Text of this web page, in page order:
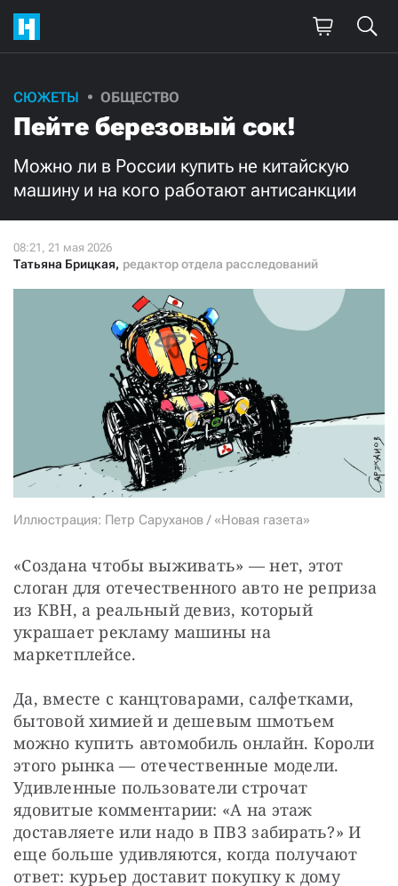
СЮЖЕТЫ ОБЩЕСТВО
Пейте березовый сок!
Можно ли в России купить не китайскую
машину и на кого работают антисанкции
Татьяна Брицкая, редактор отдела расследований
Иллюстрация: Петр Саруханов / «Новая газета»
«Создана чтобы выживать» — нет, этот
слоган для отечественного авто не реприза
из КВН, а реальный девиз, который
украшает рекламу машины на
маркетплейсе.
Да, вместе с канцтоварами, салфетками,
бытовой химией и дешевым шмотьем
можно купить автомобиль онлайн. Короли
этого рынка — отечественные модели.
Удивленные пользователи строчат
ядовитые комментарии: «А на этаж
доставляете или надо в ПВЗ забирать?» И
еще больше удивляются, когда получают
ответ: курьер доставит покупку к дому
Поддержите
нашу работу!
Ежемесячно Разово
500 300
Нажимая кнопку «Стать соучастником»,
условия и подтверждаю свое гражданство РФ
СТАТЬ СОУЧАСТНИКОМ
ПОДЕЛИТЬСЯ С ДРУЗЬЯМИ
Если у вас есть вопросы, пишите donate@novayagazeta.ru
или
звоните:
+7 (929) 612-03-68